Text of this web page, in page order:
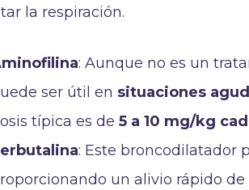
la respiración.
: Aunque no es un
ser útil en situaciones
típica es de 5 a 10 mg/kg
: Este broncodilatador
un alivio rápido de